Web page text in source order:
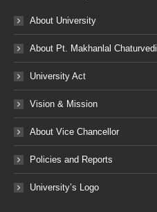
About University
About Pt. Makhanlal Chaturvedi
University Act
Vision & Mission
About Vice Chancellor
Policies and Reports
University’s Logo